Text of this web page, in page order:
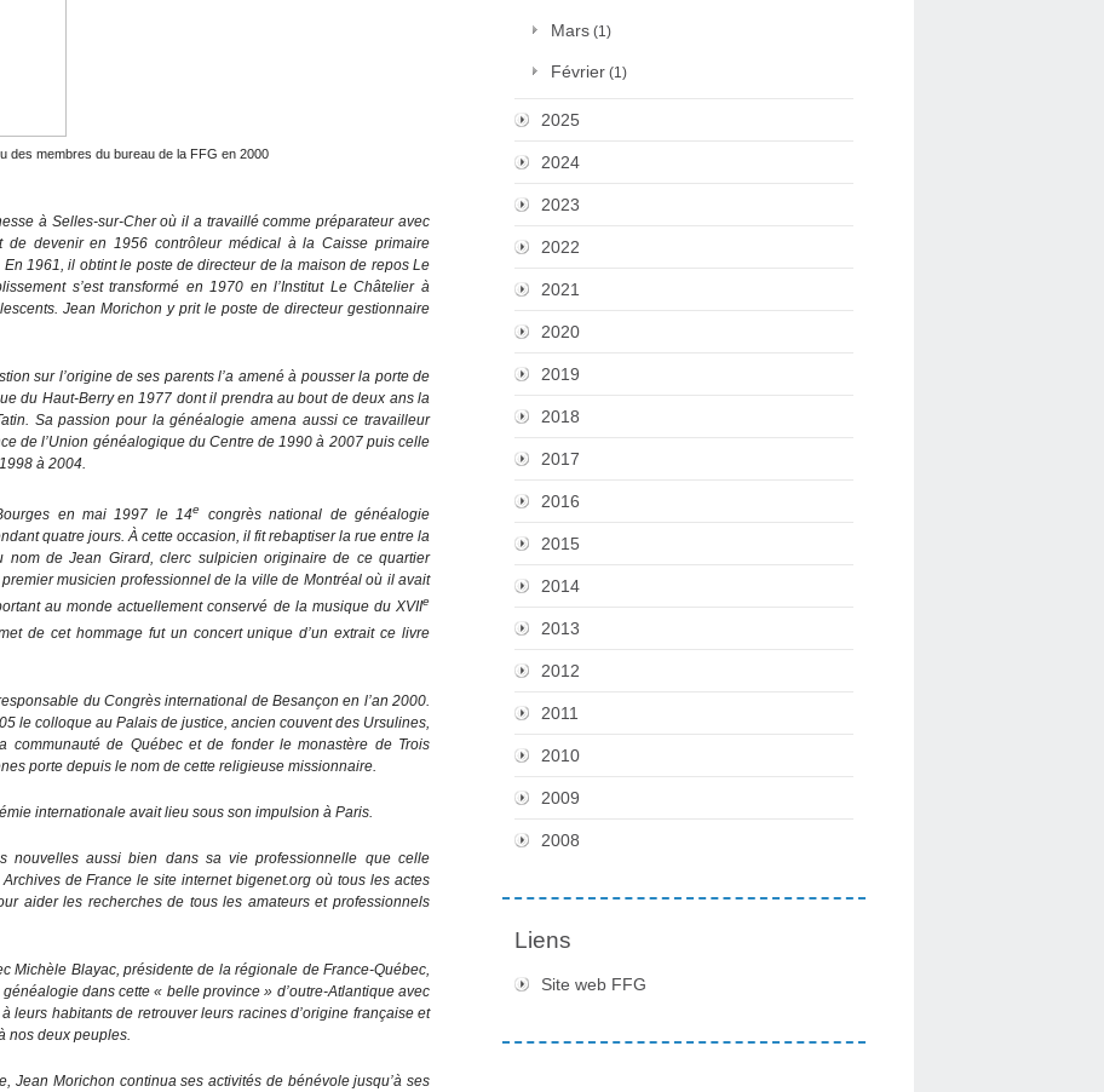
des membres du bureau de la FFG en 2000
à Selles-sur-Cher où il a travaillé comme préparateur avec
devenir en 1956 contrôleur médical à la Caisse primaire
1961, il obtint le poste de directeur de la maison de repos Le
s’est transformé en 1970 en l’Institut Le Châtelier à
Jean Morichon y prit le poste de directeur gestionnaire
sur l’origine de ses parents l’a amené à pousser la porte de
du Haut-Berry en 1977 dont il prendra au bout de deux ans la
Sa passion pour la généalogie amena aussi ce travailleur
de l’Union généalogique du Centre de 1990 à 2007 puis celle
à 2004.
en mai 1997 le 14e
congrès national de généalogie
quatre jours. À cette occasion, il fit rebaptiser la rue entre la
nom de Jean Girard, clerc sulpicien originaire de ce quartier
musicien professionnel de la ville de Montréal où il avait
au monde actuellement conservé de la musique du XVIIe
de cet hommage fut un concert unique d’un extrait ce livre
du Congrès international de Besançon en l’an 2000.
le colloque au Palais de justice, ancien couvent des Ursulines,
communauté de Québec et de fonder le monastère de Trois
porte depuis le nom de cette religieuse missionnaire.
internationale avait lieu sous son impulsion à Paris.
nouvelles aussi bien dans sa vie professionnelle que celle
de France le site internet bigenet.org où tous les actes
aider les recherches de tous les amateurs et professionnels
Michèle Blayac, présidente de la régionale de France-Québec,
dans cette « belle province » d’outre-Atlantique avec
leurs habitants de retrouver leurs racines d’origine française et
nos deux peuples.
Jean Morichon continua ses activités de bénévole jusqu’à ses
Mars (1)
Février (1)
2025
2024
2023
2022
2021
2020
2019
2018
2017
2016
2015
2014
2013
2012
2011
2010
2009
2008
Liens
Site web FFG